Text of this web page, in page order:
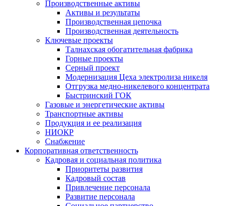
Производственные активы
Активы и результаты
Производственная цепочка
Производственная деятельность
Ключевые проекты
Талнахская обогатительная фабрика
Горные проекты
Серный проект
Модернизация Цеха электролиза никеля
Отгрузка медно-никелевого концентрата
Быстринский ГОК
Газовые и энергетические активы
Транспортные активы
Продукция и ее реализация
НИОКР
Снабжение
Корпоративная ответственность
Кадровая и социальная политика
Приоритеты развития
Кадровый состав
Привлечение персонала
Развитие персонала